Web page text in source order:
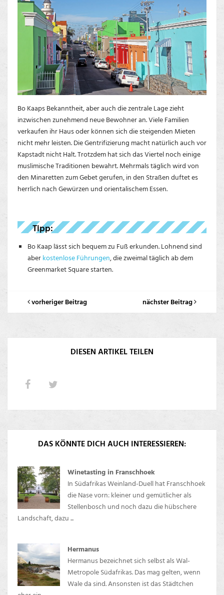
Bo Kaaps Bekanntheit, aber auch die zentrale Lage zieht
inzwischen zunehmend neue Bewohner an. Viele Familien
verkaufen ihr Haus oder können sich die steigenden Mieten
nicht mehr leisten. Die Gentrifizierung macht natürlich auch vor
Kapstadt nicht Halt. Trotzdem hat sich das Viertel noch einige
muslimische Traditionen bewahrt. Mehrmals täglich wird von
den Minaretten zum Gebet gerufen, in den Straßen duftet es
herrlich nach Gewürzen und orientalischem Essen.
Tipp:
Bo Kaap lässt sich bequem zu Fuß erkunden. Lohnend sind
aberkostenlose Führungen, die zweimal täglich ab dem
Greenmarket Square starten.
vorheriger Beitrag nächster Beitrag
DIESEN ARTIKEL TEILEN
DAS KÖNNTE DICH AUCH INTERESSIEREN:
Winetasting in Franschhoek
In Südafrikas Weinland-Duell hat Franschhoek
die Nase vorn: kleiner und gemütlicher als
Stellenbosch und noch dazu die hübschere
Landschaft, dazu ...
Hermanus
Hermanus bezeichnet sich selbst als Wal-
Metropole Südafrikas. Das mag gelten, wenn
Wale da sind. Ansonsten ist das Städtchen